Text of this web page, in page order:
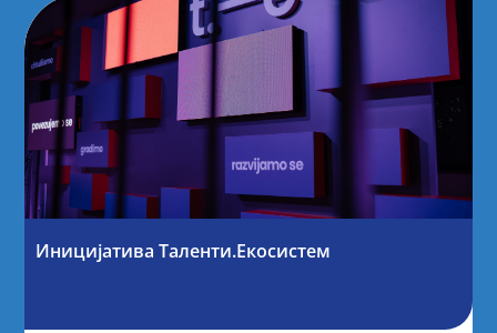
Иницијатива Таленти.Екосистем